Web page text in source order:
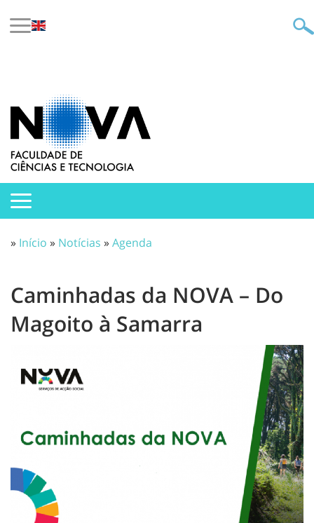
» Início » Notícias »Agenda
Caminhadas da NOVA – Do
Magoito à Samarra